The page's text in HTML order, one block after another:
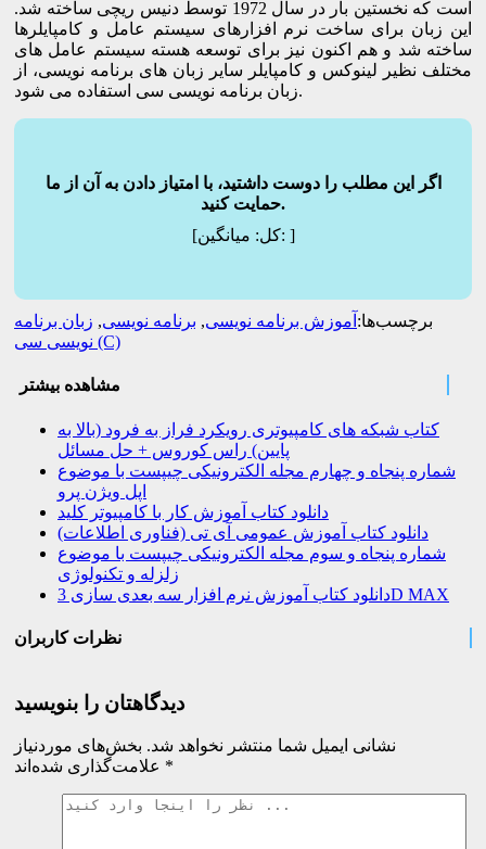
است که نخستین بار در سال 1972 توسط دنیس ریچی ساخته شد.
این زبان برای ساخت نرم افزارهای سیستم عامل و کامپایلرها
ساخته شد و هم اکنون نیز برای توسعه هسته سیستم عامل های
مختلف نظیر لینوکس و کامپایلر سایر زبان های برنامه نویسی، از
زبان برنامه نویسی سی استفاده می شود.
اگر این مطلب را دوست داشتید، با امتیاز دادن به آن از ما
حمایت کنید.
[کل:میانگین: ]
برچسب‌ها: آموزش برنامه نویسی, برنامه نویسی, زبان برنامه
نویسی سی (C)
مشاهده بیشتر
کتاب شبکه های کامپیوتری رویکرد فراز به فرود (بالا به
پایین) راس کوروس + حل مسائل
شماره پنجاه و چهارم مجله الکترونیکی چیپست با موضوع
اپل ویژن پرو
دانلود کتاب آموزش کار با کامپیوتر کلید
دانلود کتاب آموزش عمومی آی تی (فناوری اطلاعات)
شماره پنجاه و سوم مجله الکترونیکی چیپست با موضوع
زلزله و تکنولوژی
دانلود کتاب آموزش نرم افزار سه بعدی سازی 3D MAX
نظرات کاربران
دیدگاهتان را بنویسید
نشانی ایمیل شما منتشر نخواهد شد. بخش‌های موردنیاز
*